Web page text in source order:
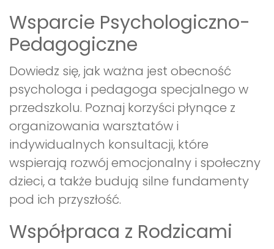
Wsparcie Psychologiczno-
Pedagogiczne
Dowiedz się, jak ważna jest obecność
psychologa i pedagoga specjalnego w
przedszkolu. Poznaj korzyści płynące z
organizowania warsztatów i
indywidualnych konsultacji, które
wspierają rozwój emocjonalny i społeczny
dzieci, a także budują silne fundamenty
pod ich przyszłość.
Współpraca z Rodzicami